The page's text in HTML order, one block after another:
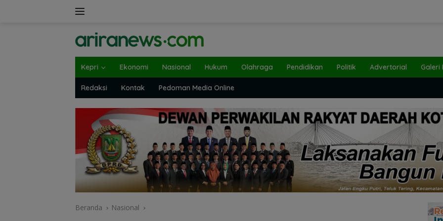
Kepri Ekonomi Nasional Hukum Olahraga Pendidikan Politik Advertorial Galeri
Redaksi Kontak Pedoman Media Online
Beranda Nasional